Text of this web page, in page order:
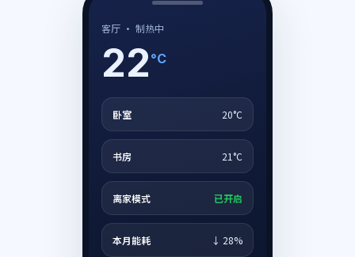
客厅 · 制热中
22 °C
卧室 20°C
书房 21°C
离家模式 已开启
本月能耗 ↓ 28%